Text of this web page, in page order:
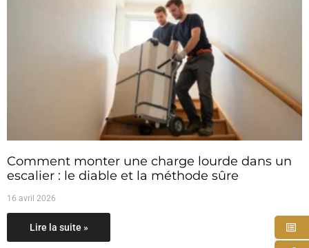
Comment monter une charge lourde dans un
escalier : le diable et la méthode sûre
16 avril 2026
Lire la suite »